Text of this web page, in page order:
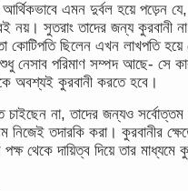
এমন দুর্বল হয়ে পড়েন
নয়। সুতরাং তাদের জন্য কুরবানী
ছিলেন এখন লাখপতি হয়ে
পরিমাণ সম্পদ আছে- সে
অবশ্যই কুরবানী করতে হবে।
চাইছেন না, তাদের জন্যও
তদারকি করা। কুরবানীর
থেকে দায়িত্ব দিয়ে তার মাধ্যমে